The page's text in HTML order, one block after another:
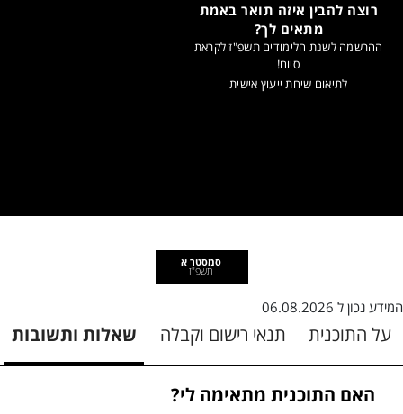
רוצה להבין איזה תואר באמת
מתאים לך?
ההרשמה לשנת הלימודים תשפ"ז לקראת
סיום!
לתיאום שיחת ייעוץ אישית
סמסטר א
תשפ"ז
המידע נכון ל 06.08.2026
על התוכנית תנאי רישום וקבלה שאלות ותשובות
האם התוכנית מתאימה לי?